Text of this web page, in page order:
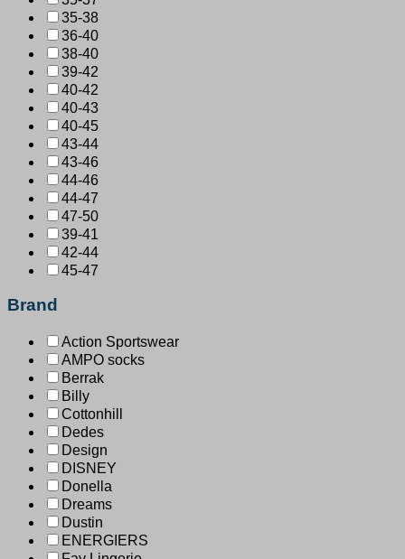
35-38
36-40
38-40
39-42
40-42
40-43
40-45
43-44
43-46
44-46
44-47
47-50
39-41
42-44
45-47
Brand
Action Sportswear
AMPO socks
Berrak
Billy
Cottonhill
Dedes
Design
DISNEY
Donella
Dreams
Dustin
ENERGIERS